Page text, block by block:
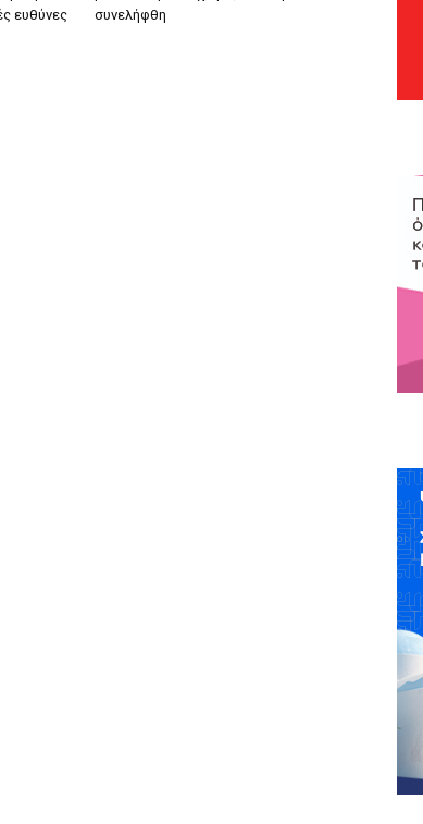
ευθύνες
συνελήφθη